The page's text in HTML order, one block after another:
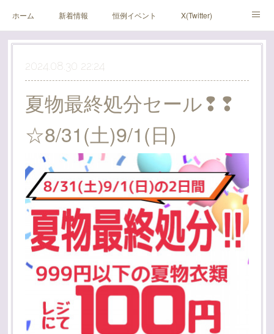
ホーム 新着情報 恒例イベント X(Twitter)
アメブロ Instagram
2024.08.30 22:24
夏物最終処分セール❢❢
☆8/31(土)9/1(日)